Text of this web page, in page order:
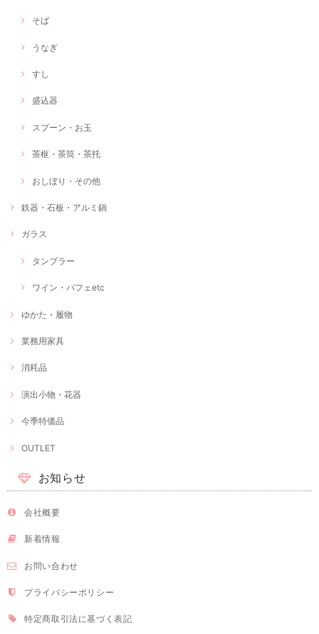
そば
うなぎ
すし
盛込器
スプーン・お玉
茶枢・茶筒・茶托
おしぼり・その他
鉄器・石板・アルミ鍋
ガラス
タンブラー
ワイン・パフェetc
ゆかた・履物
業務用家具
消耗品
演出小物・花器
今季特価品
OUTLET
お知らせ
会社概要
新着情報
お問い合わせ
プライバシーポリシー
特定商取引法に基づく表記